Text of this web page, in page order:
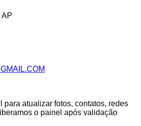
AP
para atualizar fotos, contatos, redes
o painel após validação